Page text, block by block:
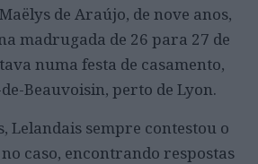
de Araújo, de nove anos,
madrugada de 26 para 27 de
numa festa de casamento,
Beauvoisin, perto de Lyon.
Lelandais sempre contestou o
caso, encontrando respostas